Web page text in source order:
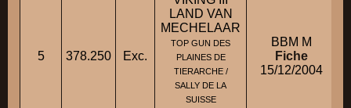
5 378.250 Exc.
LAND VAN
MECHELAAR
TOP GUN DES
PLAINES DE
TIERARCHE /
SALLY DE LA
SUISSE
BBM M
Fiche
15/12/2004